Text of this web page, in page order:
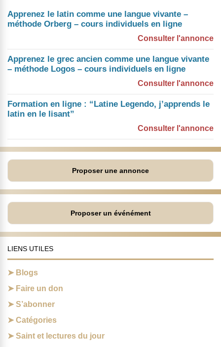
Apprenez le latin comme une langue vivante –
méthode Orberg – cours individuels en ligne
Consulter l'annonce
Apprenez le grec ancien comme une langue vivante
– méthode Logos – cours individuels en ligne
Consulter l'annonce
Formation en ligne : “Latine Legendo, j’apprends le
latin en le lisant”
Consulter l'annonce
Proposer une annonce
Proposer un événément
LIENS UTILES
Blogs
Faire un don
S’abonner
Catégories
Saint et lectures du jour